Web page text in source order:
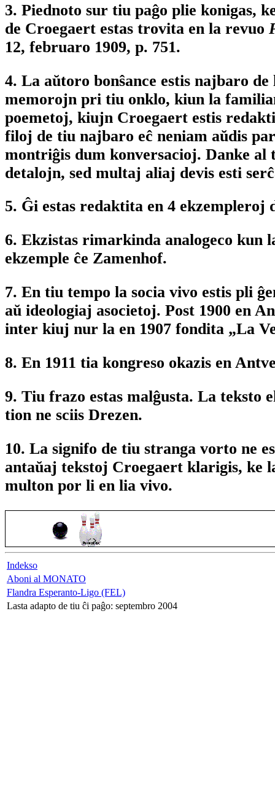
3. Piednoto sur tiu paĝo plie konigas,
de Croegaert estas trovita en la revuo
12, februaro 1909, p. 751.
4. La aŭtoro bonŝance estis najbaro
memorojn pri tiu onklo, kiun la
poemetoj, kiujn Croegaert estis
filoj de tiu najbaro eĉ neniam aŭdis
montriĝis dum konversacioj. Danke
detalojn, sed multaj aliaj devis esti
5. Ĝi estas redaktita en 4 ekzempleroj
6. Ekzistas rimarkinda analogeco
ekzemple ĉe Zamenhof.
7. En tiu tempo la socia vivo estis pli
aŭ ideologiaj asocietoj. Post 1900 en
inter kiuj nur la en 1907 fondita „La
8. En 1911 tia kongreso okazis en
9. Tiu frazo estas malĝusta. La teksto
tion ne sciis Drezen.
10. La signifo de tiu stranga vorto ne
antaŭaj tekstoj Croegaert klarigis, ke
multon por li en lia vivo.
Indekso
Aboni al MONATO
Flandra Esperanto-Ligo (FEL)
Lasta adapto de tiu ĉi paĝo: septembro 2004